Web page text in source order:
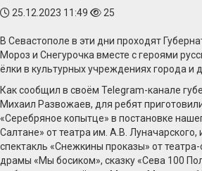
25.12.2023 11:49 25
В Севастополе в эти дни проходят
Мороз и Снегурочка вместе с героями
ёлки в культурных учреждениях города и
Как сообщил в своём Telegram-канале
Михаил Развожаев, для ребят
«Серебряное копытце» в постановке
Салтане» от театра им. А.В. Луначарского,
спектакль «Снежкины проказы» от
драмы «Мы босиком», сказку «Сева 100